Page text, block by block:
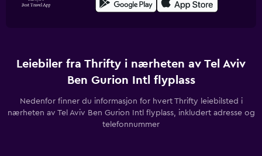
Leiebiler fra Thrifty i nærheten av Tel Aviv
Ben Gurion Intl flyplass
Nedenfor finner du informasjon for hvert Thrifty leiebilsted i
nærheten av Tel Aviv Ben Gurion Intl flyplass, inkludert adresse og
telefonnummer